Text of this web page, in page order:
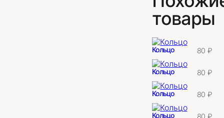
товары
Кольцо 80₽
Кольцо 80₽
Кольцо 80₽
Кольцо 80₽